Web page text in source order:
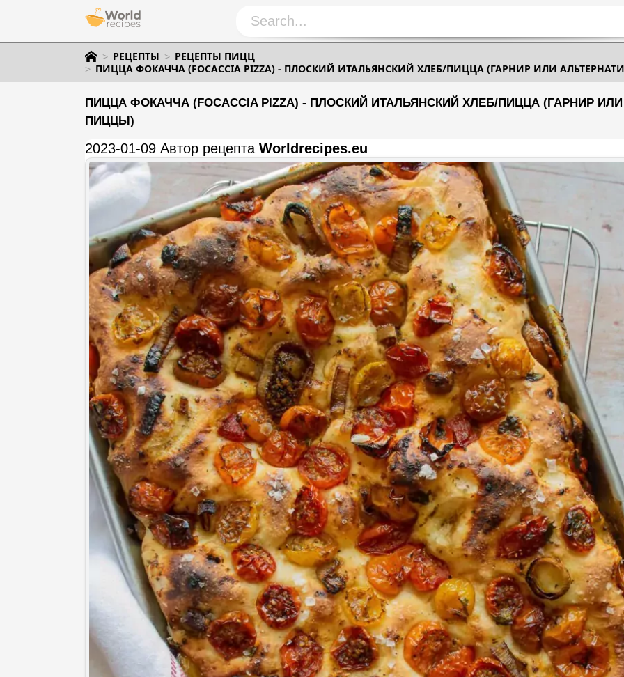
РЕЦЕПТЫ
РЕЦЕПТЫ ПИЦЦ
ПИЦЦА ФОКАЧЧА (FOCACCIA PIZZA) - ПЛОСКИЙ ИТАЛЬЯНСКИЙ ХЛЕБ/ПИЦЦА (ГАРНИР ИЛИ
ПИЦЦА ФОКАЧЧА (FOCACCIA PIZZA) - ПЛОСКИЙ ИТАЛЬЯНСКИЙ ХЛЕБ/ПИЦЦА (ГАРНИР
ПИЦЦЫ)
2023-01-09 Автор рецепта Worldrecipes.eu